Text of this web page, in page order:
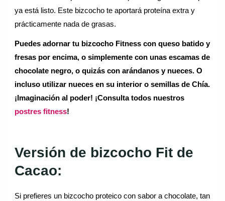
ya está listo. Este bizcocho te aportará proteína extra y
prácticamente nada de grasas.
Puedes adornar tu bizcocho Fitness con queso batido y
fresas por encima, o simplemente con unas escamas de
chocolate negro, o quizás con arándanos y nueces. O
incluso utilizar nueces en su interior o semillas de Chía.
¡Imaginación al poder! ¡Consulta todos nuestros
postres fitness!
Versión de bizcocho Fit de
Cacao:
Si prefieres un bizcocho proteico con sabor a chocolate, tan